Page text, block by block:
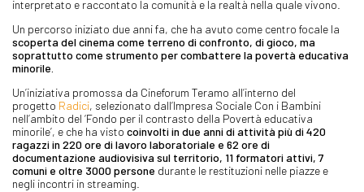
interpretato e raccontato la comunità e la realtà nella quale vivono.
Un percorso iniziato due anni fa, che ha avuto come centro focale la
scoperta del cinema come terreno di confronto, di gioco, ma
soprattutto come strumento per combattere la povertà educativa
minorile.
Un’iniziativa promossa da Cineforum Teramo all’interno del
progetto Radici, selezionato dall’Impresa Sociale Con i Bambini
nell’ambito del ‘Fondo per il contrasto della Povertà educativa
minorile’, e che ha visto coinvolti in due anni di attività più di 420
ragazzi in 220 ore di lavoro laboratoriale e 62 ore di
documentazione audiovisiva sul territorio, 11 formatori attivi, 7
comuni e oltre 3000 persone durante le restituzioni nelle piazze e
negli incontri in streaming.